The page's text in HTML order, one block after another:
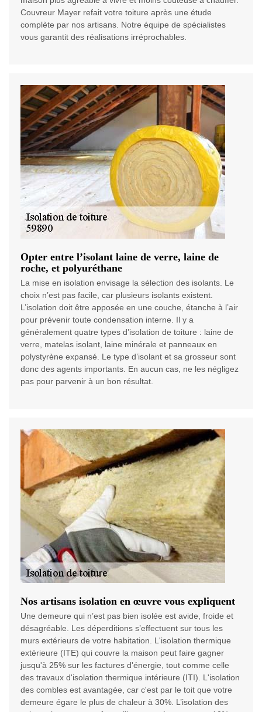
Couvreur Mayer refait votre toiture après une étude
complète par nos artisans. Notre équipe de spécialistes
vous garantit des réalisations irréprochables.
Opter entre l’isolant laine de verre, laine de
roche, et polyuréthane
La mise en isolation envisage la sélection des isolants. Le
choix n’est pas facile, car plusieurs isolants existent.
L’isolation doit être apposée en une couche, étanche à l’air
pour prévenir toute condensation interne. Il y a
généralement quatre types d’isolation de toiture : laine de
verre, matelas isolant, laine minérale et panneaux en
polystyrène expansé. Le type d’isolant et sa grosseur sont
donc des agents importants. En aucun cas, ne les négligez
pas pour parvenir à un bon résultat.
Nos artisans isolation en œuvre vous expliquent
Une demeure qui n’est pas bien isolée est avide, froide et
désagréable. Les déperditions s’effectuent sur tous les
murs extérieurs de votre habitation. L'isolation thermique
extérieure (ITE) qui couvre la maison peut faire gagner
jusqu'à 25% sur les factures d'énergie, tout comme celle
des travaux d'isolation thermique intérieure (ITI). L'isolation
des combles est avantagée, car c'est par le toit que votre
demeure égare le plus de chaleur à 30%. L’isolation des